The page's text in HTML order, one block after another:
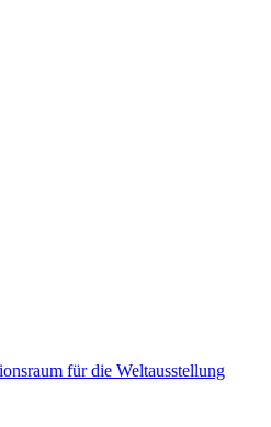
für die Weltausstellung